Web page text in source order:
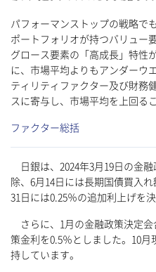
パフォーマンストップの戦略でも
ポートフォリオが持つバリュー
グロース要素の「高成長」特性
に、市場平均よりもアンダーウ
ティリティファクター及び財務
スに寄与し、市場平均を上回る
ファクター総括
日銀は、2024年3月19日の金
除、6月14日には長期国債買入
31日には0.25％の追加利上げを
さらに、1月の金融政策決定会
策金利を0.5％としました。10
持しています。